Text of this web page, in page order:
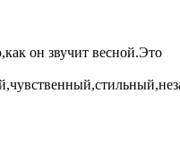
он звучит весной.Это